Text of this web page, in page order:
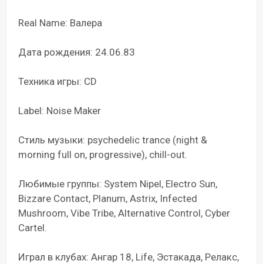
Real Name: Валера
Дата рождения: 24.06.83
Техника игры: CD
Label: Noise Maker
Стиль музыки: psychedelic trance (night &
morning full on, progressive), chill-out.
Любимые группы: System Nipel, Electro Sun,
Bizzare Contact, Planum, Astrix, Infected
Mushroom, Vibe Tribe, Alternative Control, Cyber
Cartel.
Играл в клубах: Ангар 18, Life, Эстакада, Релакс,